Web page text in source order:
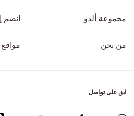
مجموعة ألدو انضم
من نحن مواقع
ابق على تواصل